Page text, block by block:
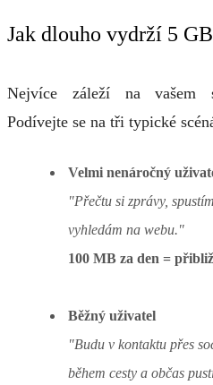
Jak dlouho vydrží 5
Nejvíce záleží na vašem
Podívejte se na tři typické
Velmi nenáročný
"Přečtu si zprávy,
vyhledám na webu."
100 MB za den =
Běžný uživatel
"Budu v kontaktu přes
během cesty a občas